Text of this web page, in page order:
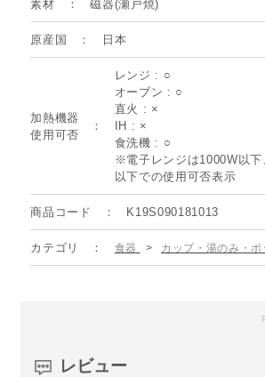
素材 磁器(瀬戸焼)
原産国 日本
加熱機器
使用可否
レンジ : ○
オーブン : ○
直火 : ×
IH : ×
食洗機 : ○
※電子レンジは1000W以
以下での使用可否表示
商品コード K19S090181013
カテゴリ 食器 > カップ・湯のみ・ポ
レビュー